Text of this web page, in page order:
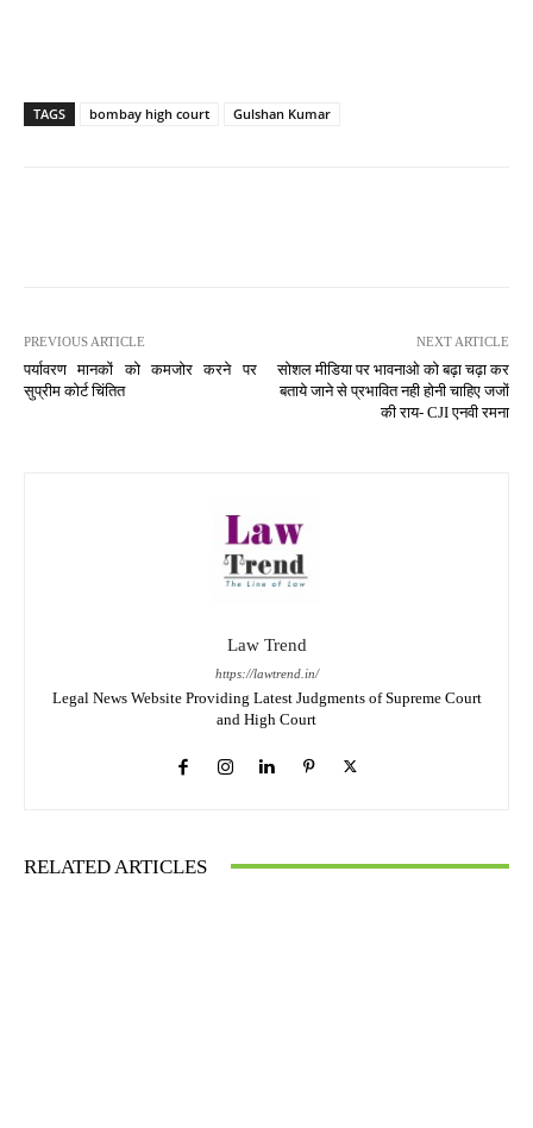
TAGS bombay high court Gulshan Kumar
PREVIOUS ARTICLE
पर्यावरण मानकों को कमजोर करने पर
सुप्रीम कोर्ट चिंतित
NEXT ARTICLE
सोशल मीडिया पर भावनाओ को बढ़ा चढ़ा कर
बताये जाने से प्रभावित नही होनी चाहिए जजों
की राय- CJI एनवी रमना
Law Trend
https://lawtrend.in/
Legal News Website Providing Latest Judgments of Supreme Court
and High Court
RELATED ARTICLES